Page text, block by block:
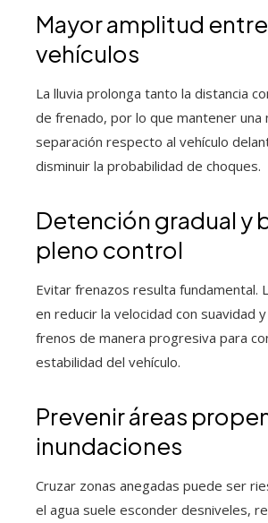
Mayor amplitud
vehículos
La lluvia prolonga tanto la distancia
de frenado, por lo que mantener una
separación respecto al vehículo
disminuir la probabilidad de choques.
Detención gradual y
pleno control
Evitar frenazos resulta fundamental.
en reducir la velocidad con suavidad
frenos de manera progresiva para
estabilidad del vehículo.
Prevenir áreas
inundaciones
Cruzar zonas anegadas puede ser
el agua suele esconder desniveles,